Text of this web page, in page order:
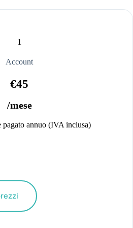
1
Account
€45
/mese
pagato annuo (IVA inclusa)